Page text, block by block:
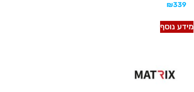
₪339
מידע נוסף